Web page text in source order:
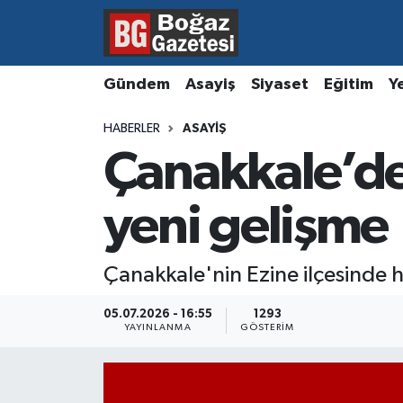
Gündem Asayiş Siyaset Eğitim
HABERLER ASAYIŞ
yeni gelişme
Çanakkale'nin Ezine ilçesinde
05.07.2026 - 16:55
YAYINLANMA
1293
GÖSTERIM
Asayiş
Ekonomi
Kültür ve Sanat
Hava Durumu
Süper Lig Puan Durumu ve Fikstür
Son Dakika Haberleri